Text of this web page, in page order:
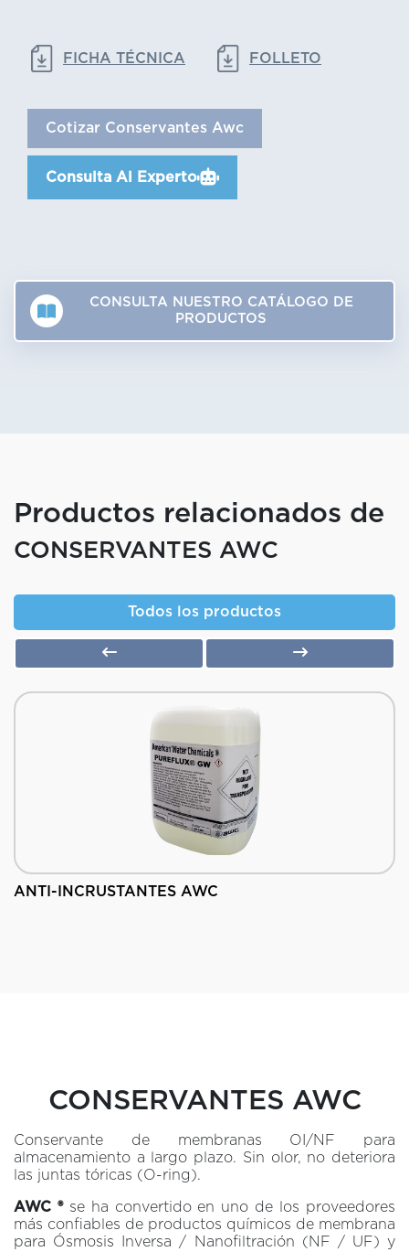
FICHA TÉCNICA FOLLETO
Cotizar Conservantes Awc
Consulta Al Experto
CONSULTA NUESTRO CATÁLOGO DE
PRODUCTOS
Productos relacionados de
CONSERVANTES AWC
Todos los productos
ANTI-INCRUSTANTES AWC
CONSERVANTES AWC
Conservante de membranas OI/NF para
almacenamiento a largo plazo. Sin olor, no deteriora
las juntas tóricas (O-ring).
AWC ®se ha convertido en uno de los proveedores
más confiables de productos químicos de membrana
para Ósmosis Inversa / Nanofiltración (NF / UF) y